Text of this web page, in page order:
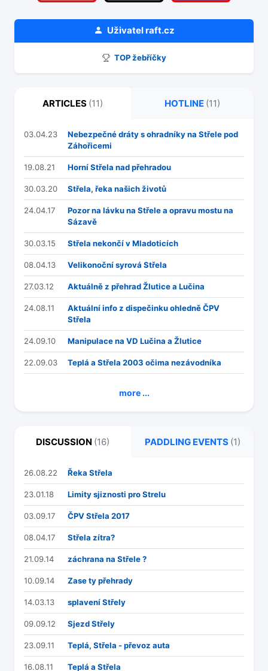
Uživatelraft.cz
TOP žebříčky
ARTICLES (11) HOTLINE (11)
03.04.23
Nebezpečné dráty s ohradníky na Střele pod
Záhořicemi
19.08.21 Horní Střela nad přehradou
30.03.20 Střela, řeka našich životů
24.04.17
Pozor na lávku na Střele a opravu mostu na
Sázavě
30.03.15 Střela nekončí v Mladoticích
08.04.13 Velikonoční syrová Střela
27.03.12 Aktuálně z přehrad Žlutice a Lučina
24.08.11
Aktuální info z dispečinku ohledně ČPV
Střela
24.09.10 Manipulace na VD Lučina a Žlutice
22.09.03 Teplá a Střela 2003 očima nezávodníka
more ...
DISCUSSION (16) PADDLING EVENTS (1)
26.08.22 Řeka Střela
23.01.18 Limity sjiznosti pro Strelu
03.09.17 ČPV Střela 2017
08.04.17 Střela zítra?
21.09.14 záchrana na Střele ?
10.09.14 Zase ty přehrady
14.03.13 splavení Střely
09.09.12 Sjezd Střely
23.09.11 Teplá, Střela - převoz auta
16.08.11 Teplá a Střela